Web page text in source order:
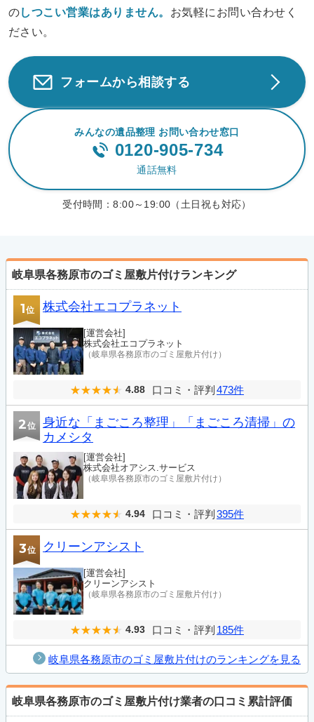
のしつこい営業はありません。 お気軽にお問い合わせく
ださい。
フォームから相談する
みんなの遺品整理 お問い合わせ窓口
0120-905-734
通話無料
受付時間：8:00～19:00（土日祝も対応）
岐阜県各務原市のゴミ屋敷片付けランキング
1位 株式会社エコプラネット
[運営会社]
株式会社エコプラネット
（岐阜県各務原市のゴミ屋敷片付け）
4.88 口コミ・評判 473件
2位
身近な「まごころ整理」「まごころ清掃」の
カメシタ
[運営会社]
株式会社オアシス.サービス
（岐阜県各務原市のゴミ屋敷片付け）
4.94 口コミ・評判 395件
3位 クリーンアシスト
[運営会社]
クリーンアシスト
（岐阜県各務原市のゴミ屋敷片付け）
4.93 口コミ・評判 185件
岐阜県各務原市のゴミ屋敷片付けのランキングを見る
岐阜県各務原市のゴミ屋敷片付け業者の口コミ累計評価